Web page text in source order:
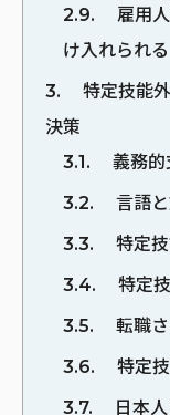
2.9
雇用
け入れられる
3
特定技能
決策
3.1
義務的
3.2
言語
3.3
特定
3.4
特定
3.5
転職
3.6
特定
3.7
日本